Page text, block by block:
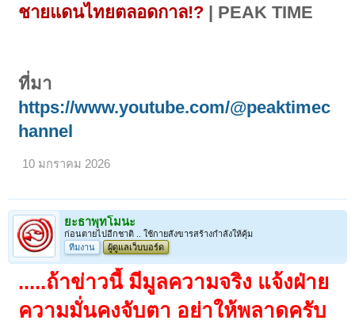
ชายแดนไทยตลอดกาล!? | PEAK TIME
ที่มา
https://www.youtube.com/@peaktimec
hannel
10 มกราคม 2026
ยะธาพุทโมนะ
ก่อนตายไปอีกชาติ .. ใช้กายสังขารสร้างกำลังให้คุ้ม
ทีมงาน
ผู้ดูแลเว็บบอร์ด
.....ถ้าข่าวนี้ มีมูลความจริง แจ้งฝ่าย
ความมั่นคงจับตา อย่าให้พลาดครับ